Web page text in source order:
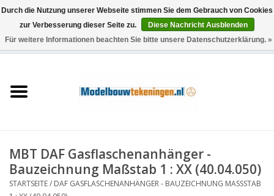
0 Artikel - €0,00
Schiffe
Holzbau
MBT DAF Gasflaschenanhänger -
Bauzeichnung Maßstab 1 : XX (40.04.050)
STARTSEITE/ DAF GASFLASCHENANHÄNGER - BAUZEICHNUNG MASSSTAB 1
Durch die Nutzung unserer Webseite stimmen Sie dem Gebrauch von Cookies
zur Verbesserung dieser Seite zu.
Diese Nachricht Ausblenden
Für weitere Informationen beachten Sie bitte unsere Datenschutzerklärung. »